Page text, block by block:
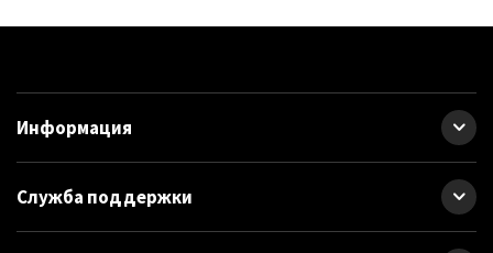
Информация
Служба поддержки